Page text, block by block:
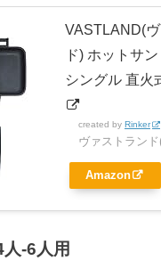
VASTLAND(
ド) ホットサ
シングル 直火
created by Rinker
ヴァストラン
Amazon
-6人用